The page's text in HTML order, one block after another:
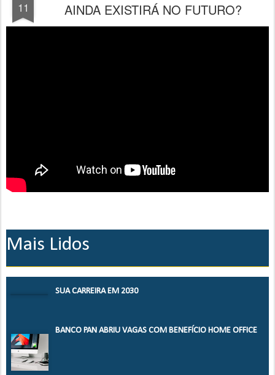
11
AINDA EXISTIRÁ NO FUTURO?
Mais Lidos
SUA CARREIRA EM 2030
BANCO PAN ABRIU VAGAS COM BENEFÍCIO HOME OFFICE